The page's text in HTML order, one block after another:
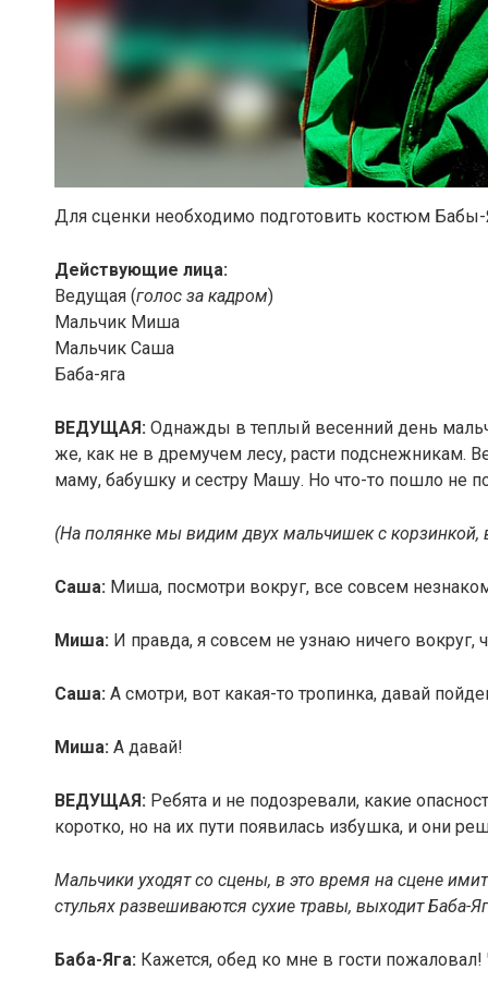
Для сценки необходимо подготовить костюм
Действующие лица:
Ведущая (голос за кадром)
Мальчик Миша
Мальчик Саша
Баба-яга
ВЕДУЩАЯ: Однажды в теплый весенний день
же, как не в дремучем лесу, расти подснежникам.
маму, бабушку и сестру Машу. Но что-то пошло не
(На полянке мы видим двух мальчишек с корзинкой,
Саша: Миша, посмотри вокруг, все совсем
Миша: И правда, я совсем не узнаю ничего вокруг,
Саша: А смотри, вот какая-то тропинка, давай
Миша: А давай!
ВЕДУЩАЯ: Ребята и не подозревали, какие
коротко, но на их пути появилась избушка, и они
Мальчики уходят со сцены, в это время на сцене
стульях развешиваются сухие травы, выходит Баба-
Баба-Яга: Кажется, обед ко мне в гости